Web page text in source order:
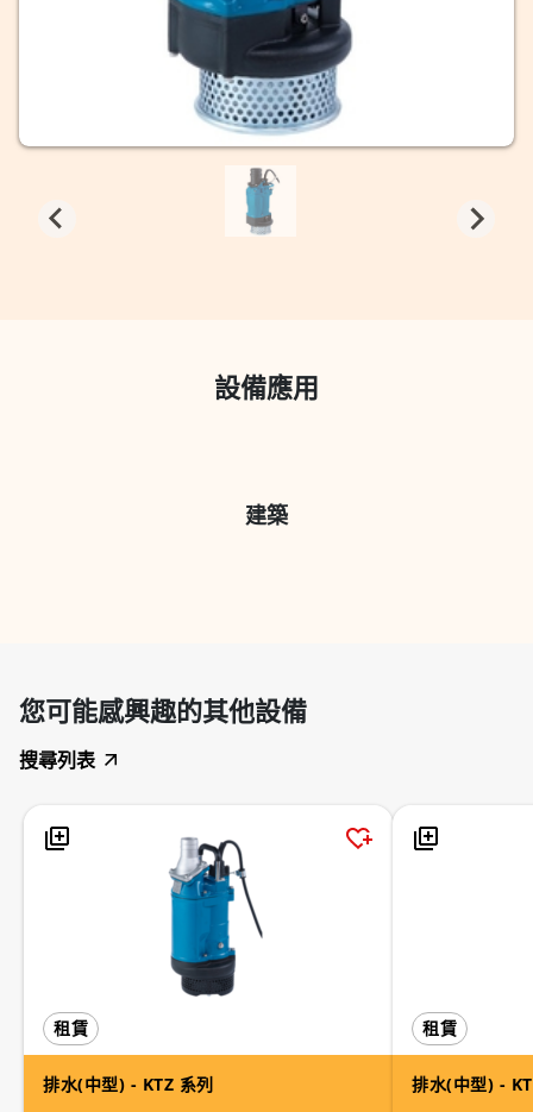
設備應用
建築
您可能感興趣的其他設備
搜尋列表
租賃
排水(中型) - KTZ 系列
租賃
排水(中型) -